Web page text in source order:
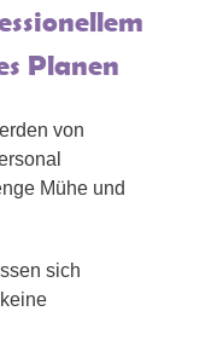
Planen
von
Mühe und
sich